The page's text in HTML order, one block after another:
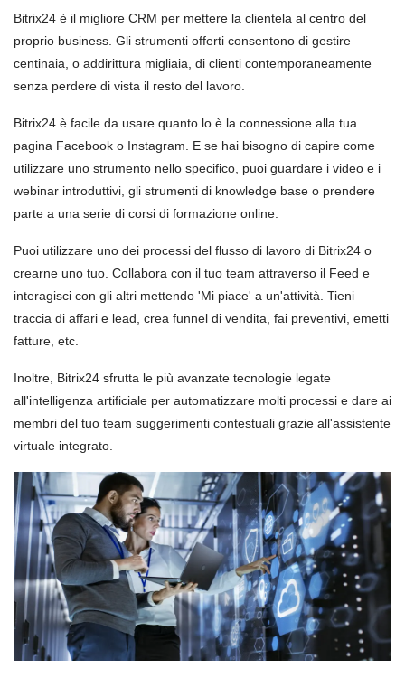
Bitrix24 è il migliore CRM per mettere la clientela al centro del
proprio business. Gli strumenti offerti consentono di gestire
centinaia, o addirittura migliaia, di clienti contemporaneamente
senza perdere di vista il resto del lavoro.
Bitrix24 è facile da usare quanto lo è la connessione alla tua
pagina Facebook o Instagram. E se hai bisogno di capire come
utilizzare uno strumento nello specifico, puoi guardare i video e i
webinar introduttivi, gli strumenti di knowledge base o prendere
parte a una serie di corsi di formazione online.
Puoi utilizzare uno dei processi del flusso di lavoro di Bitrix24 o
crearne uno tuo. Collabora con il tuo team attraverso il Feed e
interagisci con gli altri mettendo 'Mi piace' a un'attività. Tieni
traccia di affari e lead, crea funnel di vendita, fai preventivi, emetti
fatture, etc.
Inoltre, Bitrix24 sfrutta le più avanzate tecnologie legate
all'intelligenza artificiale per automatizzare molti processi e dare ai
membri del tuo team suggerimenti contestuali grazie all'assistente
virtuale integrato.